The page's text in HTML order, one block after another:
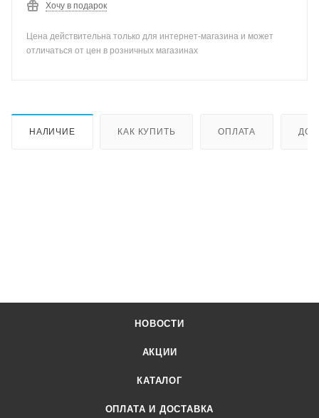
Хочу в подарок
Цена действительна только для интернет-магазина и может
отличаться от цен в розничных магазинах
НАЛИЧИЕ КАК КУПИТЬ ОПЛАТА
НОВОСТИ
АКЦИИ
КАТАЛОГ
ОПЛАТА И ДОСТАВКА